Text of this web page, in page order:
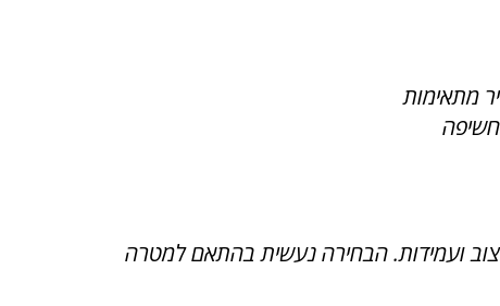
מתאימות
ועמידות. הבחירה נעשית בהתאם למטרה